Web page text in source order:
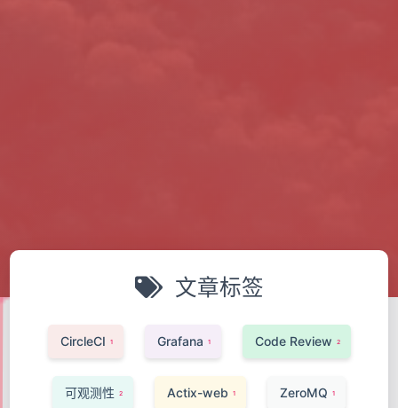
文章标签
CircleCI 1 Grafana 1 Code Review 2
可观测性 2 Actix-web 1 ZeroMQ 1